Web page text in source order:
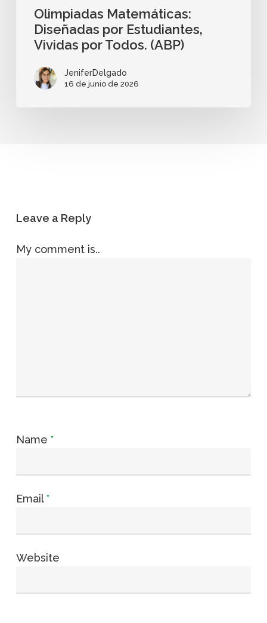
Olimpiadas Matemáticas:
Diseñadas por Estudiantes,
Vividas por Todos. (ABP)
JeniferDelgado
16 de junio de 2026
Leave a Reply
My comment is..
Name *
Email*
Website